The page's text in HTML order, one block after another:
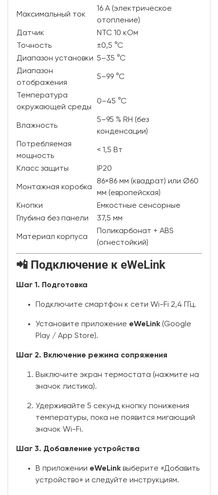
Максимальный ток
16 А (электрическое
отопление)
Датчик
NTC 10 кОм
Точность
±0,5 °C
Диапазон установки 5–35 °C
Диапазон
отображения
5–99 °C
Температура
окружающей среды
0–45 °C
Влажность
5–95 % RH (без
конденсации)
Потребляемая
мощность
< 1,5 Вт
Класс защиты IP20
Монтажная коробка
86×86 мм (квадрат) или Ø60
мм (европейская)
Кнопки
Емкостные сенсорные
Глубина без панели
37,5 мм
Материал корпуса
Поликарбонат + ABS
(огнестойкий)
📲 Подключение к eWeLink
Шаг 1. Подготовка
Подключите смартфон к сети Wi-Fi 2,4 ГГц.
Установите приложение eWeLink (Google
Play / App Store).
Шаг 2. Включение режима сопряжения
Выключите экран термостата (нажмите на
значок листика).
Удерживайте 5 секунд кнопку понижения
температуры, пока не появится мигающий
значок Wi-Fi.
Шаг 3. Добавление устройства
В приложении eWeLink выберите «Добавить
устройство» и следуйте инструкциям.